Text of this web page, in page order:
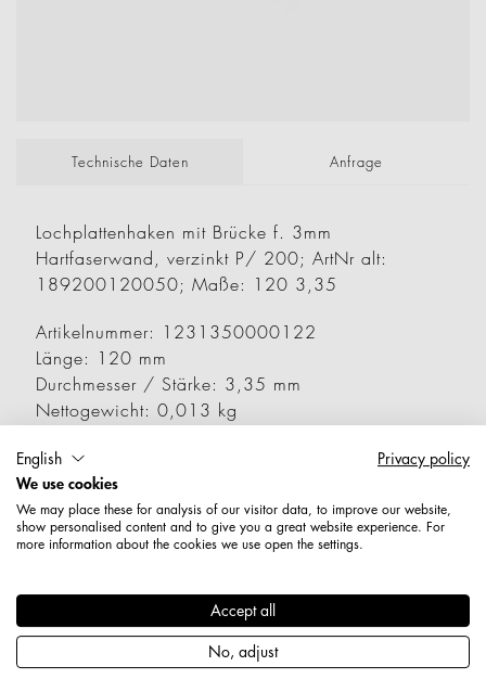
Technische Daten Anfrage
Lochplattenhaken mit Brücke f. 3mm
Hartfaserwand, verzinkt P/ 200; ArtNr alt:
189200120050; Maße: 120 3,35
Artikelnummer: 1231350000122
Länge: 120 mm
Durchmesser / Stärke: 3,35 mm
Nettogewicht: 0,013 kg
Varianten
Artikelnummer Gewicht Länge
1231320000122 0,009 kg 60 mm
1231330000122 0,010 kg 80 mm
English
Privacy policy
We use cookies
We may place these for analysis of our visitor data, to improve our website,
show personalised content and to give you a great website experience. For
more information about the cookies we use open the settings.
Accept all
No, adjust